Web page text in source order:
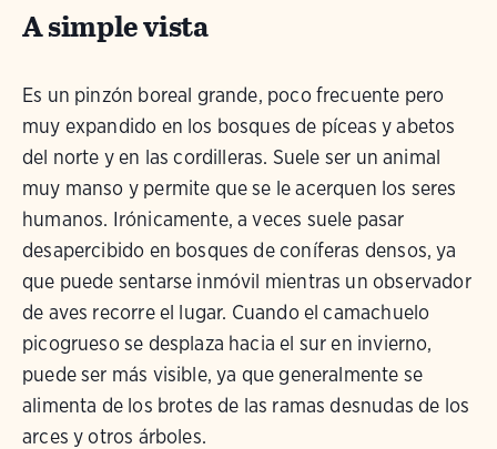
A simple vista
Es un pinzón boreal grande, poco frecuente pero
muy expandido en los bosques de píceas y abetos
del norte y en las cordilleras. Suele ser un animal
muy manso y permite que se le acerquen los seres
humanos. Irónicamente, a veces suele pasar
desapercibido en bosques de coníferas densos, ya
que puede sentarse inmóvil mientras un observador
de aves recorre el lugar. Cuando el camachuelo
picogrueso se desplaza hacia el sur en invierno,
puede ser más visible, ya que generalmente se
alimenta de los brotes de las ramas desnudas de los
arces y otros árboles.